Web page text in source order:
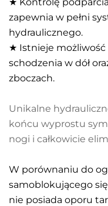
zapewnia w pełni
hydraulicznego.
★ Istnieje
schodzenia w dół
zboczach.
Unikalne
końcu wyprostu
nogi i całkowicie
W porównaniu do
samoblokującego
nie posiada oporu